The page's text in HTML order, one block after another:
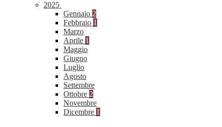
2025
Gennaio 2
Febbraio 1
Marzo
Aprile 1
Maggio
Giugno
Luglio
Agosto
Settembre
Ottobre 2
Novembre
Dicembre 1